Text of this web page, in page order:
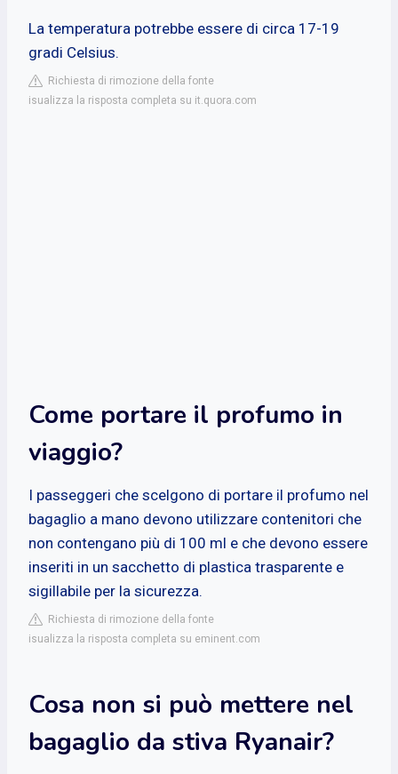
La temperatura potrebbe essere di circa 17-19
gradi Celsius.
Richiesta di rimozione della fonte
isualizza la risposta completa su it.quora.com
Come portare il profumo in
viaggio?
I passeggeri che scelgono di portare il profumo nel
bagaglio a mano devono utilizzare contenitori che
non contengano più di 100 ml e che devono essere
inseriti in un sacchetto di plastica trasparente e
sigillabile per la sicurezza.
Richiesta di rimozione della fonte
isualizza la risposta completa su eminent.com
Cosa non si può mettere nel
bagaglio da stiva Ryanair?